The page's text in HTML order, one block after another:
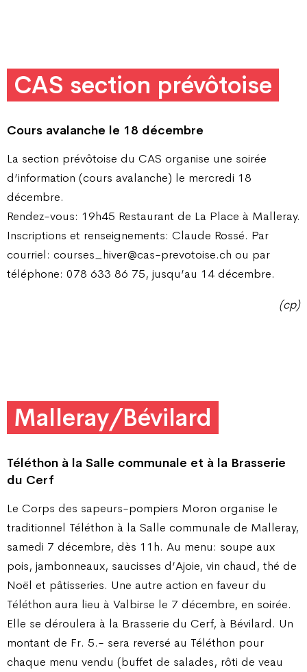
CAS section prévôtoise
Cours avalanche le 18 décembre
La section prévôtoise du CAS organise une soirée
d’information (cours avalanche) le mercredi 18
décembre.
Rendez-vous: 19h45 Restaurant de La Place à Malleray.
Inscriptions et renseignements: Claude Rossé. Par
courriel: courses_hiver@cas-prevotoise.ch ou par
téléphone: 078 633 86 75, jusqu’au 14 décembre.
(cp)
Malleray/Bévilard
Téléthon à la Salle communale et à la Brasserie
du Cerf
Le Corps des sapeurs-pompiers Moron organise le
traditionnel Téléthon à la Salle communale de Malleray,
samedi 7 décembre, dès 11h. Au menu: soupe aux
pois, jambonneaux, saucisses d’Ajoie, vin chaud, thé de
Noël et pâtisseries. Une autre action en faveur du
Téléthon aura lieu à Valbirse le 7 décembre, en soirée.
Elle se déroulera à la Brasserie du Cerf, à Bévilard. Un
montant de Fr. 5.- sera reversé au Téléthon pour
chaque menu vendu (buffet de salades, rôti de veau